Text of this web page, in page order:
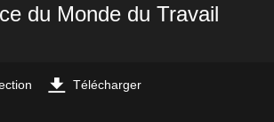
du Monde du Travail
Télécharger